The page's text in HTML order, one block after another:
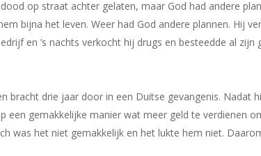
op straat achter gelaten, maar God had andere
bijna het leven. Weer had God andere plannen. Hij
en ’s nachts verkocht hij drugs en besteedde al zijn
bracht drie jaar door in een Duitse gevangenis. Nadat
een gemakkelijke manier wat meer geld te verdienen
was het niet gemakkelijk en het lukte hem niet.